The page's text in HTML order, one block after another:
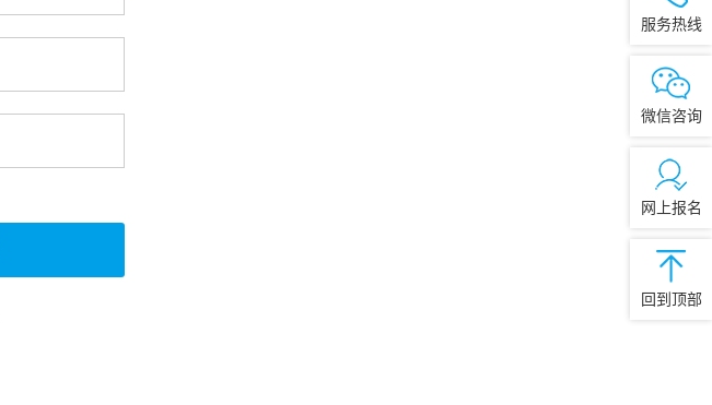
服务热线
微信咨询
网上报名
回到顶部